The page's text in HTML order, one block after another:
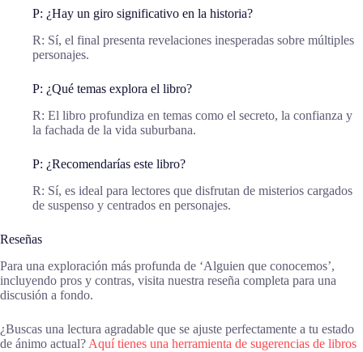
P: ¿Hay un giro significativo en la historia?
R: Sí, el final presenta revelaciones inesperadas sobre múltiples
personajes.
P: ¿Qué temas explora el libro?
R: El libro profundiza en temas como el secreto, la confianza y
la fachada de la vida suburbana.
P: ¿Recomendarías este libro?
R: Sí, es ideal para lectores que disfrutan de misterios cargados
de suspenso y centrados en personajes.
Reseñas
Para una exploración más profunda de ‘Alguien que conocemos’,
incluyendo pros y contras, visita nuestra reseña completa para una
discusión a fondo.
¿Buscas una lectura agradable que se ajuste perfectamente a tu estado
de ánimo actual? Aquí tienes una herramienta de sugerencias de libros